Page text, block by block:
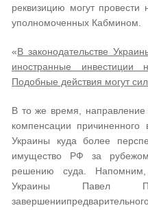
реквизицию могут провести
уполномоченных Кабмином.
«В законодательстве
иностранные инвестиции
Подобные действия могут
В то же время,
компенсации
Украины куда более
имущество РФ за
решению суда.
Украины Павел